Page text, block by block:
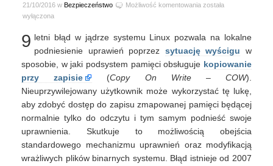
21/10/2016 w Bezpieczeństwo Możliwość komentowania Dirty
lokalne
podniesienie
poprzez
lukę
w
jądrze
została
wyłączona
9 letni błąd w jądrze systemu Linux pozwala na lokalne
podniesienie uprawień poprzez sytuację wyścigu w
sposobie, w jaki podsystem pamięci obsługuje kopiowanie
przy zapisie
(Copy On Write – COW).
Nieuprzywilejowany użytkownik może wykorzystać tę lukę,
aby zdobyć dostęp do zapisu zmapowanej pamięci będącej
normalnie tylko do odczytu i tym samym podnieść swoje
uprawnienia. Skutkuje to możliwością obejścia
standardowego mechanizmu uprawnień oraz modyfikacją
wrażliwych plików binarnych systemu. Błąd istnieje od 2007